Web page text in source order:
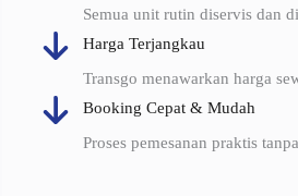
Semua unit rutin diservis dan
Harga Terjangkau
Transgo menawarkan harga
Booking Cepat & Mudah
Proses pemesanan praktis